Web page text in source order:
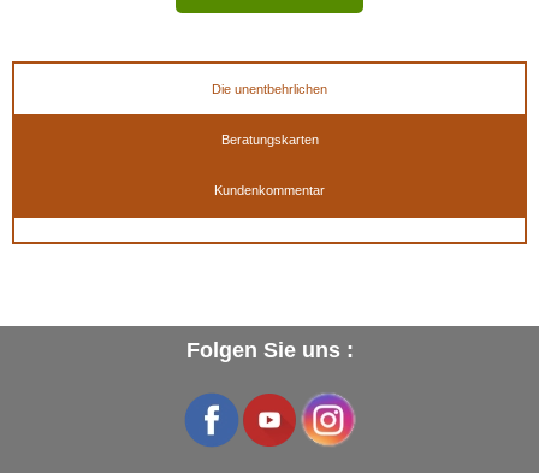
Die unentbehrlichen
Beratungskarten
Kundenkommentar
Folgen Sie uns :